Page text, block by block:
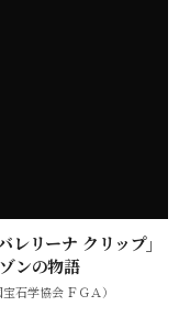
リーナ クリップ」
ンの物語
石学協会 ＦＧＡ）